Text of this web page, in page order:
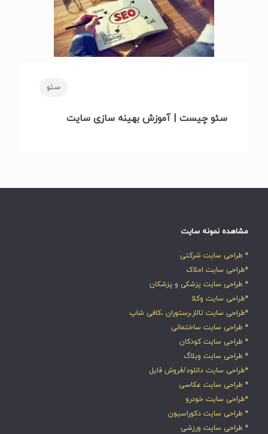
سئو
سئو چیست | آموزش بهینه سازی سایت
مشاهده نمونه سایت
* طراحی سایت شرکتی
*طراحی سایت املاک
* طراحی سایت پزشکی و پزشکان
*طراحی سایت وکلا
*طراحی سایت تالار،رستوران ،کافی شاپ
* طراحی سایت ساختمانی
* طراحی سایت کودکان
* طراحی سایت وبلاگ
*طراحی سایت دانلود/فروش فایل
* طراحی سایت عکاسی
*طراحی سایت خودرو
* طراحی سایت دکوراسیون
* طراحی سایت ورزشی